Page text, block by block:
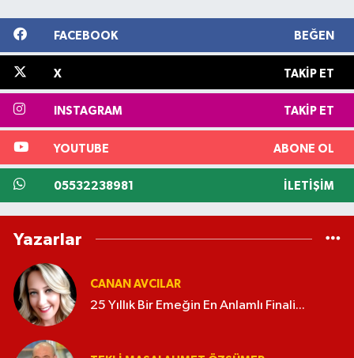
FACEBOOK BEĞEN
X TAKIP ET
INSTAGRAM TAKIP ET
YOUTUBE ABONE OL
05532238981 İLETIŞIM
Yazarlar
CANAN AVCILAR
25 Yıllık Bir Emeğin En Anlamlı Finali...